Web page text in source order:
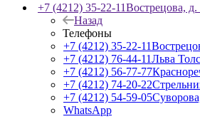
+7 (4212) 35-22-11Вострецова, д.
Назад
Телефоны
+7 (4212) 35-22-11
+7 (4212) 76-44-11Льва
+7 (4212) 56-77-77
+7 (4212) 74-20-22
+7 (4212) 54-59-05
WhatsApp